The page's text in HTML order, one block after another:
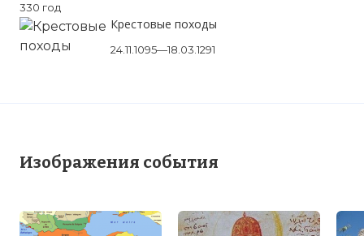
330 год
Крестовые походы
24.11.1095—18.03.1291
Изображения события